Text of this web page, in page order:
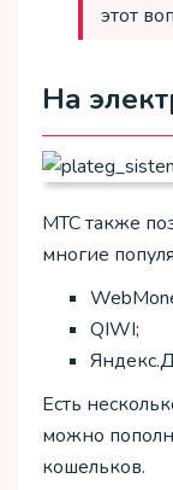
этот
На
МТС также
многие
QIWI;
Есть
можно
кошельков.